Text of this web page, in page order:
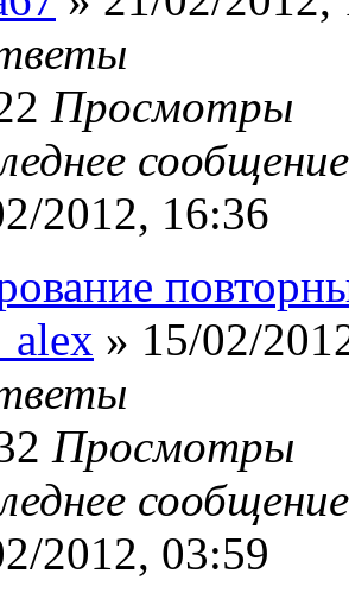
Просмотры
2012, 16:36
» 15/02/
Просмотры
2012, 03:59